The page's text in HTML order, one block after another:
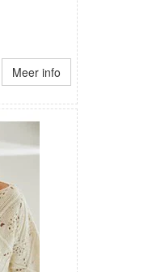
Meer info